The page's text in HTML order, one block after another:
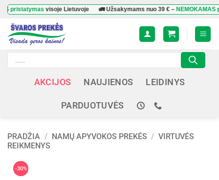
Skip
content
visoje Lietuvoje 🚛 Užsakymams nuo39 €–NEMOKAMAS
Products
search
AKCIJOS NAUJIENOS LEIDINYS
PARDUOTUVĖS
PRADŽIA / NAMŲ APYVOKOS PREKĖS / VIRTUVĖS
REIKMENYS
-30%